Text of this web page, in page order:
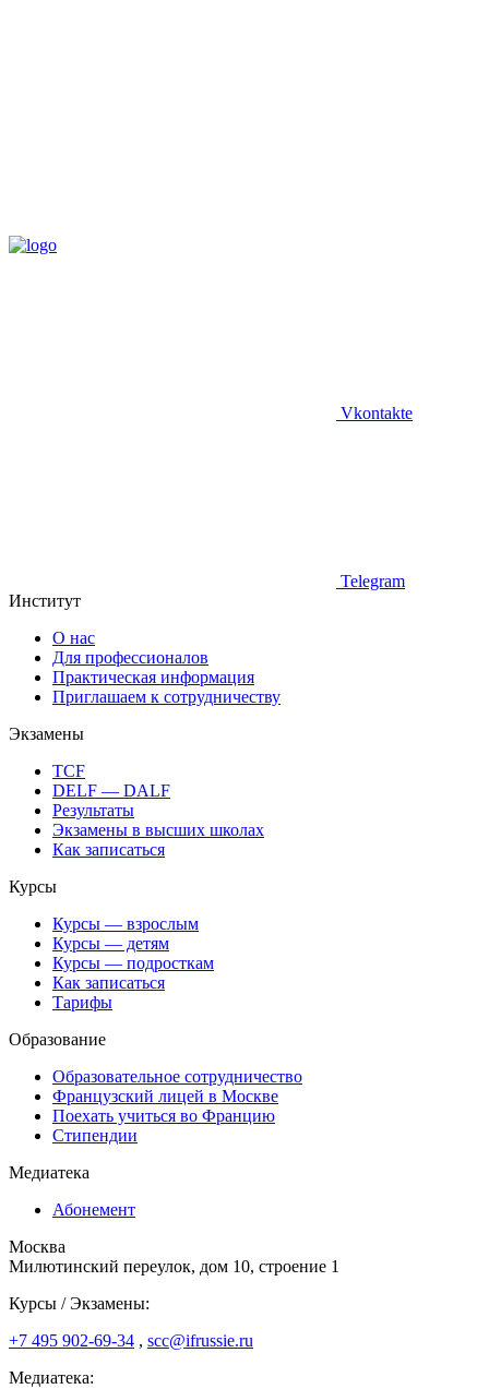
Vkontakte
Telegram
Институт
О нас
Для профессионалов
Практическая информация
Приглашаем к сотрудничеству
Экзамены
TCF
DELF — DALF
Результаты
Экзамены в высших школах
Как записаться
Курсы
Курсы — взрослым
Курсы — детям
Курсы — подросткам
Как записаться
Тарифы
Образование
Образовательное сотрудничество
Французский лицей в Москве
Поехать учиться во Францию
Стипендии
Медиатека
Абонемент
Москва
Милютинский переулок, дом 10, строение 1
Курсы / Экзамены:
+7 495 902-69-34 , scc@ifrussie.ru
Медиатека: